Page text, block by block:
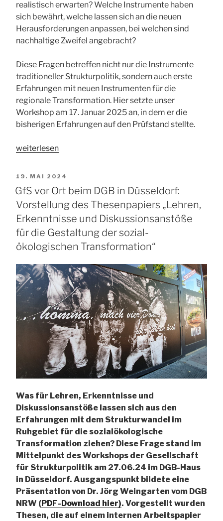
realistisch erwarten? Welche Instrumente haben
sich bewährt, welche lassen sich an die neuen
Herausforderungen anpassen, bei welchen sind
nachhaltige Zweifel angebracht?
Diese Fragen betreffen nicht nur die Instrumente
traditioneller Strukturpolitik, sondern auch erste
Erfahrungen mit neuen Instrumenten für die
regionale Transformation. Hier setzte unser
Workshop am 17. Januar 2025 an, in dem er die
bisherigen Erfahrungen auf den Prüfstand stellte.
„GfS-
Neuss:
Neue
Strategien
für
die
regionale
Transformation;
Erfahrungen
und
Perspektiven“
weiterlesen
VERÖFFENTLICHT
AM
19. MAI 2024
GfS vor Ort beim DGB in Düsseldorf:
Vorstellung des Thesenpapiers „Lehren,
Erkenntnisse und Diskussionsanstöße
für die Gestaltung der sozial-
ökologischen Transformation“
Was für Lehren, Erkenntnisse und
Diskussionsanstöße lassen sich aus den
Erfahrungen mit dem Strukturwandel im
Ruhgebiet für die sozialökologische
Transformation ziehen? Diese Frage stand im
Mittelpunkt des Workshops der Gesellschaft
für Strukturpolitik am 27.06.24 im DGB-Haus
in Düsseldorf. Ausgangspunkt bildete eine
Präsentation von Dr. Jörg Weingarten vom DGB
NRW (PDF-Download hier). Vorgestellt wurden
Thesen, die auf einem internen Arbeitspapier